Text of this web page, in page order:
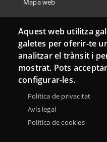
Aquest web utilitza
galetes per oferir-te
analitzar el trànsit i
mostrat. Pots
configurar-les.
Política de privacitat
Avís legal
Política de cookies
Mapa web